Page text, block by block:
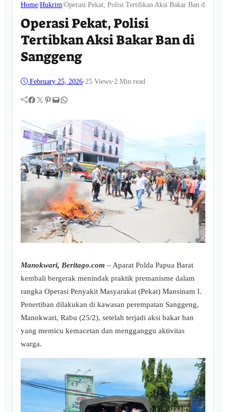
Home/Hukrim/Operasi Pekat, Polisi Tertibkan Aksi Bakar Ban di
Operasi Pekat, Polisi
Tertibkan Aksi Bakar Ban di
Sanggeng
February 25, 2026•25 Views•2 Min read
Facebook Twitter Pinterest Mail WhatsApp
Manokwari, Beritago.com – Aparat Polda Papua Barat
kembali bergerak menindak praktik premanisme dalam
rangka Operasi Penyakit Masyarakat (Pekat) Mansinam I.
Penertiban dilakukan di kawasan perempatan Sanggeng,
Manokwari, Rabu (25/2), setelah terjadi aksi bakar ban
yang memicu kemacetan dan mengganggu aktivitas
warga.